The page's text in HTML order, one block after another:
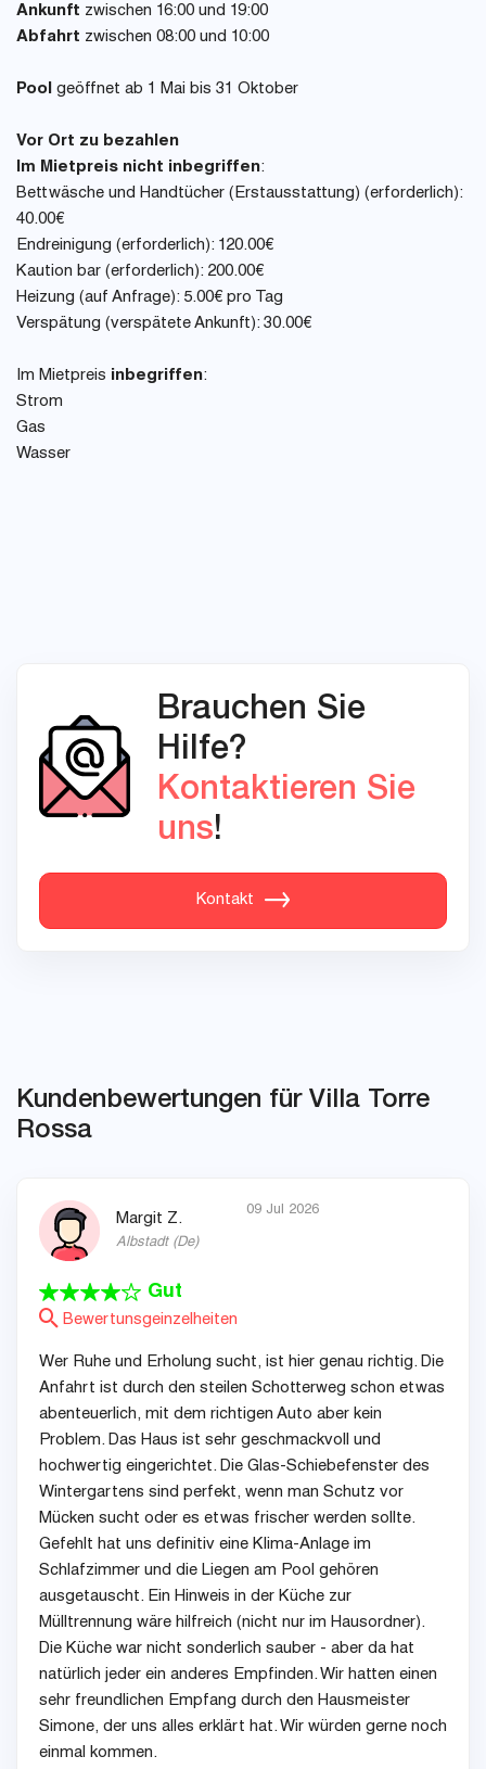
Ankunft zwischen 16:00 und 19:00
Abfahrt zwischen 08:00 und 10:00
Pool geöffnet ab 1 Mai bis 31 Oktober
Vor Ort zu bezahlen
Im Mietpreis nicht inbegriffen:
Bettwäsche und Handtücher (Erstausstattung) (erforderlich):
40.00€
Endreinigung (erforderlich): 120.00€
Kaution bar (erforderlich): 200.00€
Heizung (auf Anfrage): 5.00€ pro Tag
Verspätung (verspätete Ankunft): 30.00€
Im Mietpreis inbegriffen:
Strom
Gas
Wasser
Brauchen Sie
Hilfe?
Kontaktieren Sie
uns!
Kontakt
Kundenbewertungen für Villa Torre
Rossa
Margit Z.
Albstadt(De)
Gut
Bewertunsgeinzelheiten
09 Jul 2026
Wer Ruhe und Erholung sucht, ist hier genau richtig. Die
Anfahrt ist durch den steilen Schotterweg schon etwas
abenteuerlich, mit dem richtigen Auto aber kein
Problem. Das Haus ist sehr geschmackvoll und
hochwertig eingerichtet. Die Glas-Schiebefenster des
Wintergartens sind perfekt, wenn man Schutz vor
Mücken sucht oder es etwas frischer werden sollte.
Gefehlt hat uns definitiv eine Klima-Anlage im
Schlafzimmer und die Liegen am Pool gehören
ausgetauscht. Ein Hinweis in der Küche zur
Mülltrennung wäre hilfreich (nicht nur im Hausordner).
Die Küche war nicht sonderlich sauber - aber da hat
natürlich jeder ein anderes Empfinden. Wir hatten einen
sehr freundlichen Empfang durch den Hausmeister
Simone, der uns alles erklärt hat. Wir würden gerne noch
einmal kommen.